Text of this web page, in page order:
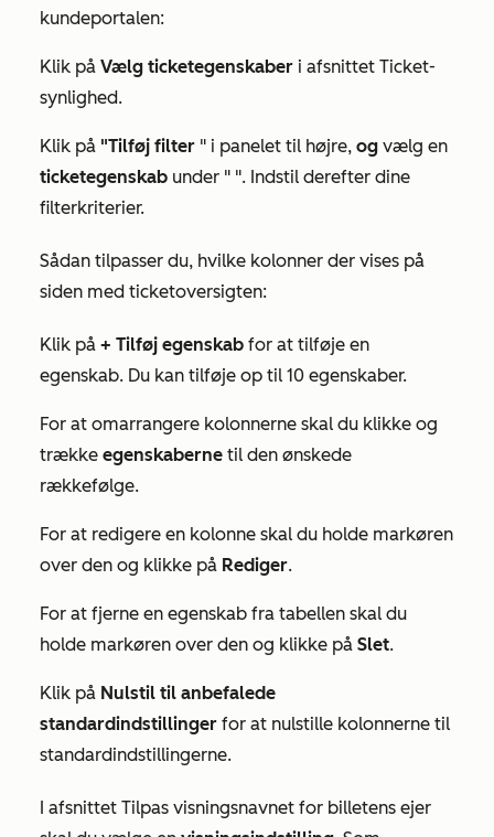
kundeportalen:
Klik på Vælg ticketegenskaber i afsnittet Ticket-
synlighed.
Klik på "Tilføj filter " i panelet til højre, og vælg en
ticketegenskab under " ". Indstil derefter dine
filterkriterier.
Sådan tilpasser du, hvilke kolonner der vises på
siden med ticketoversigten:
Klik på + Tilføj egenskab for at tilføje en
egenskab. Du kan tilføje op til 10 egenskaber.
For at omarrangere kolonnerne skal du klikke og
trække egenskaberne til den ønskede
rækkefølge.
For at redigere en kolonne skal du holde markøren
over den og klikke på Rediger.
For at fjerne en egenskab fra tabellen skal du
holde markøren over den og klikke på Slet.
Klik på Nulstil til anbefalede
standardindstillinger for at nulstille kolonnerne til
standardindstillingerne.
I afsnittet Tilpas visningsnavnet for billetens ejer